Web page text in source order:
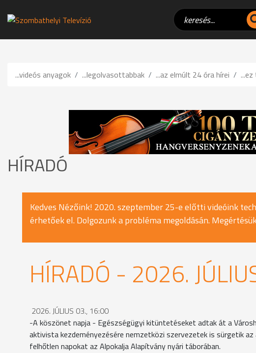
...videós anyagok ...legolvasottabbak ...az elmúlt 24 óra hírei
HÍRADÓ
Kedves Nézőink! 2020. szeptember 25-e előtti videóink
érhetőek el. Dolgozunk a probléma megoldásán.
HÍRADÓ - 2026.
2026. JÚLIUS 03., 16:00
-A köszönet napja - Egészségügyi kitüntetéseket adtak át a
aktivista kezdeményezésére nemzetközi szervezetek is sürgetik
felhőtlen napokat az Alpokalja Alapítvány nyári táborában.